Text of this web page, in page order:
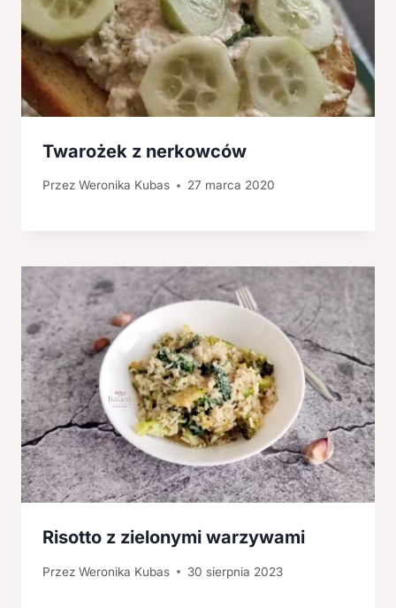
Twarożek z nerkowców
Przez Weronika Kubas 27 marca 2020
Risotto z zielonymi warzywami
Przez Weronika Kubas 30 sierpnia 2023